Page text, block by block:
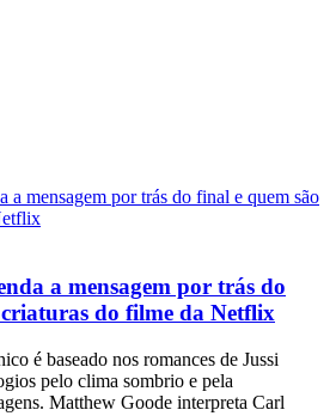
a mensagem por trás do
do filme da Netflix
é baseado nos romances de Jussi
pelo clima sombrio e pela
Matthew Goode interpreta Carl